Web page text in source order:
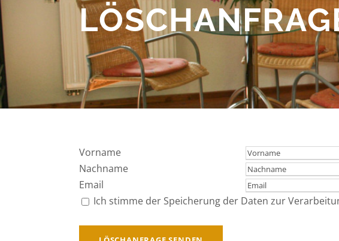
Vorname
Nachname
Email
Ich stimme der Speicherung der Daten zur